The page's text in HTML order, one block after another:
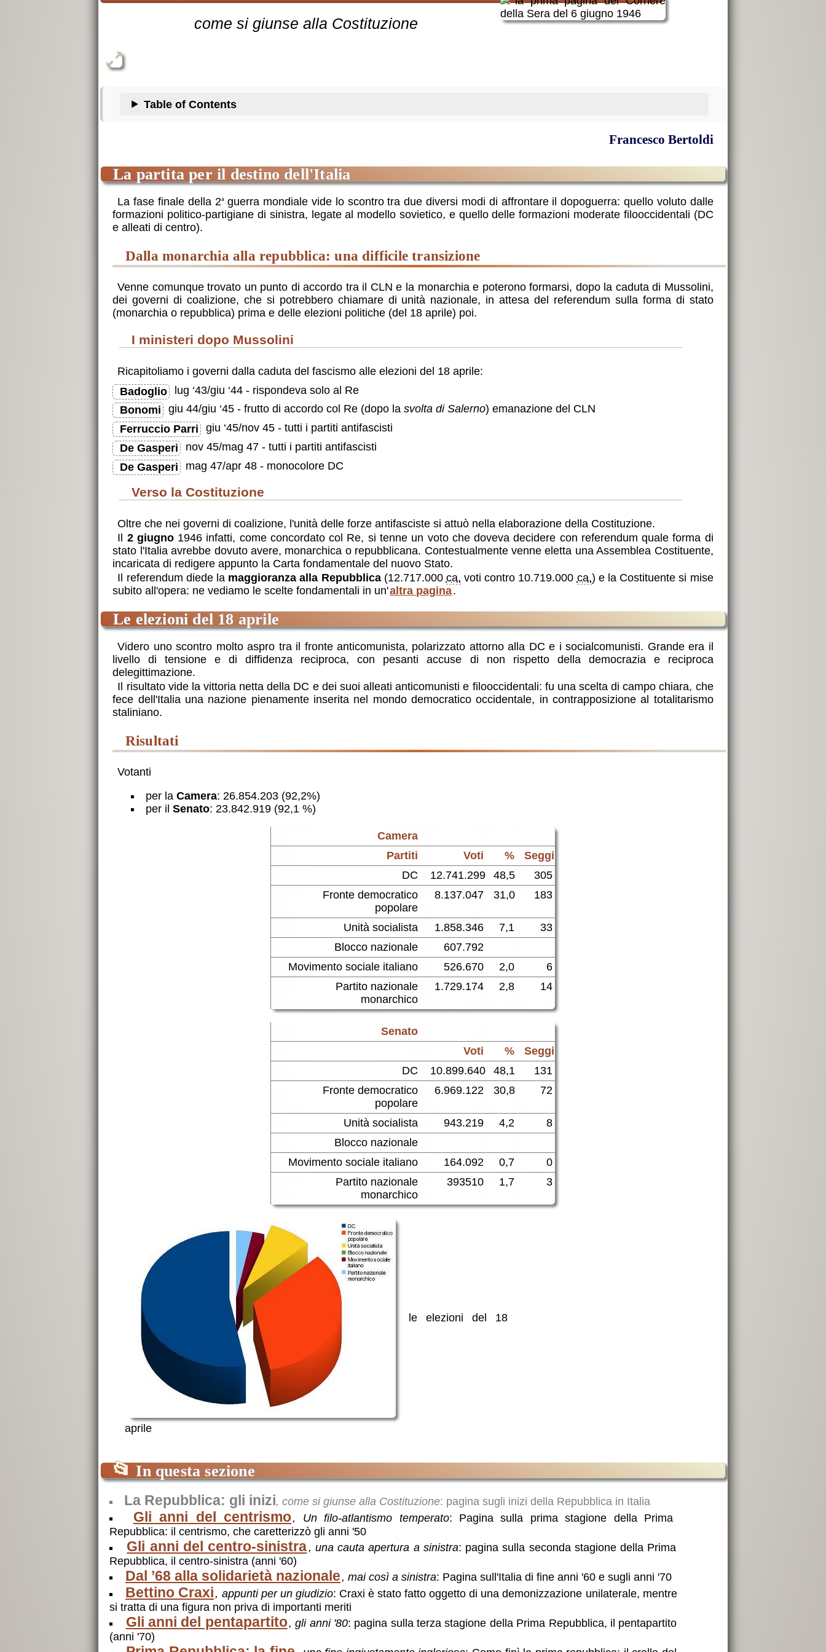
come si giunse alla Costituzione
Table of Contents
Francesco Bertoldi
la partita per il destino dell'Italia
La fase finale della 2aguerra mondiale vide lo scontro tra due diversi modi di affrontare il dopoguerra: quello voluto dalle
formazioni politico-partigiane di sinistra, legate al modello sovietico, e quello delle formazioni moderate filooccidentali (DC
e alleati di centro).
dalla monarchia alla repubblica: una difficile transizione
Venne comunque trovato un punto di accordo tra il CLN e la monarchia e poterono formarsi, dopo la caduta di Mussolini,
dei governi di coalizione, che si potrebbero chiamare di unità nazionale, in attesa del referendum sulla forma di stato
(monarchia o repubblica) prima e delle elezioni politiche (del 18 aprile) poi.
i ministeri dopo Mussolini
Ricapitoliamo i governi dalla caduta del fascismo alle elezioni del 18 aprile:
Badoglio
lug ‘43/giu ‘44 - rispondeva solo al Re
Bonomi
giu 44/giu ‘45 - frutto di accordo col Re (dopo lasvolta di Salerno) emanazione del CLN
Ferruccio Parri
giu ‘45/nov 45 - tutti i partiti antifascisti
De Gasperi
nov 45/mag 47 - tutti i partiti antifascisti
De Gasperi
mag 47/apr 48 - monocolore DC
verso la Costituzione
Oltre che nei governi di coalizione, l'unità delle forze antifasciste si attuò nella elaborazione della Costituzione.
Il 2 giugno1946 infatti, come concordato col Re, si tenne un voto che doveva decidere con referendum quale forma di
stato l'Italia avrebbe dovuto avere, monarchica o repubblicana. Contestualmente venne eletta una Assemblea Costituente,
incaricata di redigere appunto la Carta fondamentale del nuovo Stato.
Il referendum diede la maggioranza alla Repubblica(12.717.000 ca. voti contro 10.719.000 ca.) e la Costituente si mise
subito all'opera: ne vediamo le scelte fondamentali in un'altra pagina.
Le elezioni del 18 aprile
Videro uno scontro molto aspro tra il fronte anticomunista, polarizzato attorno alla DC e i socialcomunisti. Grande era il
livello di tensione e di diffidenza reciproca, con pesanti accuse di non rispetto della democrazia e reciproca
delegittimazione.
Il risultato vide la vittoria netta della DC e dei suoi alleati anticomunisti e filooccidentali: fu una scelta di campo chiara, che
fece dell'Italia una nazione pienamente inserita nel mondo democratico occidentale, in contrapposizione al totalitarismo
staliniano.
risultati
Votanti
per la Camera: 26.854.203 (92,2%)
per il Senato: 23.842.919 (92,1 %)
Camera
Partiti
Voti %
Seggi
DC
12.741.299 48,5
305
Fronte democratico
popolare
8.137.047 31,0 183
Unità socialista 1.858.346 7,1
33
Blocco nazionale
607.792
Movimento sociale italiano
526.670 2,0
6
Partito nazionale
monarchico
1.729.174 2,8 14
Senato
Voti
%
Seggi
DC
10.899.640 48,1
131
Fronte democratico
popolare
6.969.122 30,8 72
Unità socialista 943.219 4,2
8
Blocco nazionale
Movimento sociale italiano
164.092 0,7
0
Partito nazionale
monarchico
393510 1,7 3
le elezioni del 18
aprile
📂 In questa sezione
La Repubblica: gli inizi, come si giunse alla Costituzione: pagina sugli inizi della Repubblica in Italia
Gli anni del centrismo, Un filo-atlantismo temperato: Pagina sulla prima stagione della Prima
Repubblica: il centrismo, che caretterizzò gli anni '50
Gli anni del centro-sinistra , una cauta apertura a sinistra: pagina sulla seconda stagione della Prima
Repubblica, il centro-sinistra (anni '60)
Dal ’68 alla solidarietà nazionale , mai così a sinistra: Pagina sull'Italia di fine anni '60 e sugli anni '70
Bettino Craxi , appunti per un giudizio: Craxi è stato fatto oggetto di una demonizzazione unilaterale, mentre
si tratta di una figura non priva di importanti meriti
Gli anni del pentapartito, gli anni '80: pagina sulla terza stagione della Prima Repubblica, il pentapartito
(anni '70)